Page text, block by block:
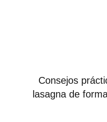
Consejos
lasagna de